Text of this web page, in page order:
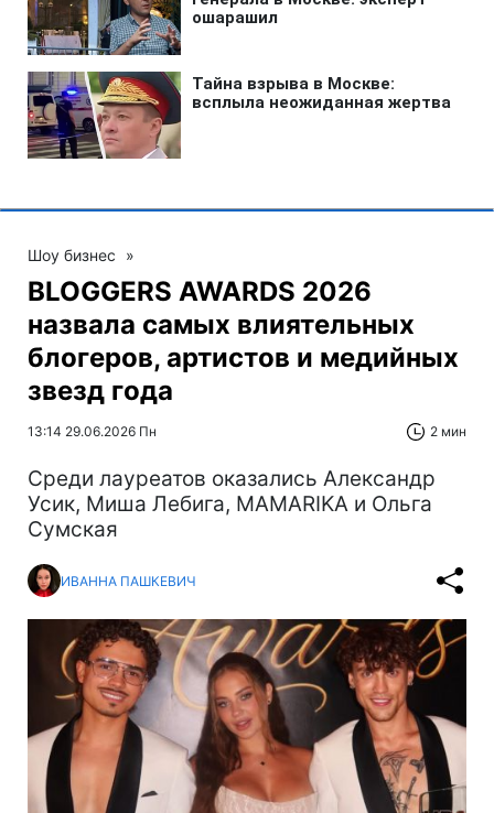
Шоу бизнес »
BLOGGERS AWARDS 2026
назвала самых влиятельных
блогеров, артистов и медийных
звезд года
13:14 29.06.2026 Пн 2 мин
Среди лауреатов оказались Александр
Усик, Миша Лебига, MAMARIKA и Ольга
Сумская
ИВАННА ПАШКЕВИЧ